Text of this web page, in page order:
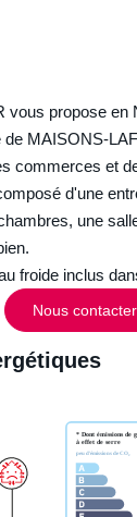
vous propose en
de MAISONS-
commerces et
d'une
une
froide inclus
Nous contacter